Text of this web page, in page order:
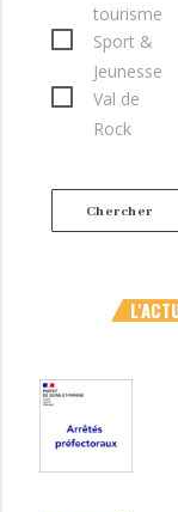
tourisme
Sport &
Jeunesse
Val de
Rock
Chercher